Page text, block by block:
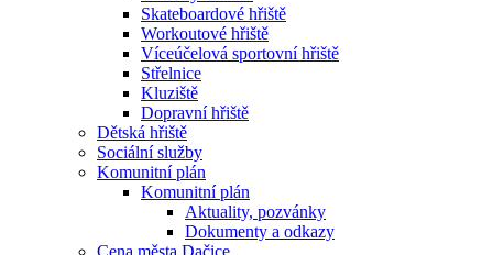
Skateboardové hřiště
Workoutové hřiště
Víceúčelová sportovní hřiště
Střelnice
Kluziště
Dopravní hřiště
Dětská hřiště
Sociální služby
Komunitní plán
Komunitní plán
Aktuality, pozvánky
Dokumenty a odkazy
Cena města Dačice